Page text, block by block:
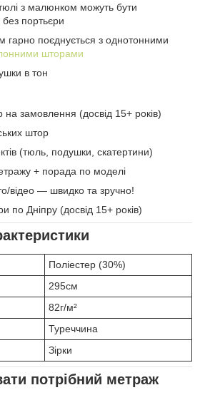
з малюнком можуть бути
портьєри
поєднується з однотонними
шторами
в тон
замовлення (досвід 15+ років)
штор
(тюль, подушки, скатертини)
+ порада по моделі
відео — швидко та зручно!
по Дніпру (досвід 15+ років)
Поліестер (30%)
295см
82г/м²
Туреччина
Зірки
потрібний метраж